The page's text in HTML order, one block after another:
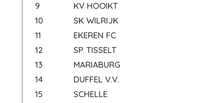
9
KV HOOIKT
10
SK WILRIJK
11
EKEREN FC
12
SP. TISSELT
13
MARIABURG
14
DUFFEL V.V.
15
SCHELLE